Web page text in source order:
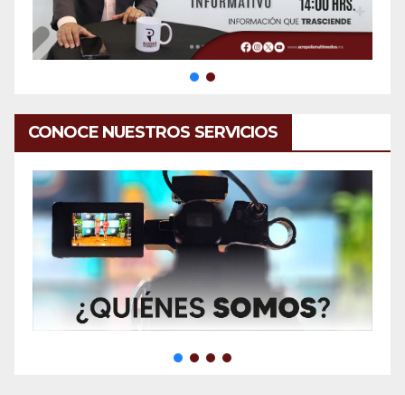
CONOCE NUESTROS SERVICIOS